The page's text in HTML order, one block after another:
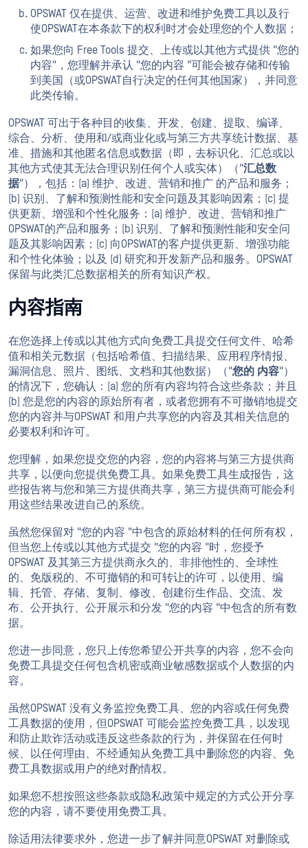
OPSWAT 仅在提供、运营、改进和维护免费工具以及行
使OPSWAT在本条款下的权利时才会处理您的个人数据；
如果您向 Free Tools 提交、上传或以其他方式提供 "您的
内容"，您理解并承认 "您的内容 "可能会被存储和传输
到美国（或OPSWAT自行决定的任何其他国家），并同意
此类传输。
OPSWAT 可出于各种目的收集、开发、创建、提取、编译、
综合、分析、使用和/或商业化或与第三方共享统计数据、基
准、措施和其他匿名信息或数据（即，去标识化、汇总或以
其他方式使其无法合理识别任何个人或实体）（"汇总数
据"），包括：(a) 维护、改进、营销和推广 的产品和服务；
(b) 识别、了解和预测性能和安全问题及其影响因素；(c) 提
供更新、增强和个性化服务：(a) 维护、改进、营销和推广
OPSWAT的产品和服务；(b) 识别、了解和预测性能和安全问
题及其影响因素；(c) 向OPSWAT的客户提供更新、增强功能
和个性化体验；以及 (d) 研究和开发新产品和服务。OPSWAT
保留与此类汇总数据相关的所有知识产权。
内容指南
在您选择上传或以其他方式向免费工具提交任何文件、哈希
值和相关元数据（包括哈希值、扫描结果、应用程序情报、
漏洞信息、照片、图纸、文档和其他数据）（"您的 内容"）
的情况下，您确认：(a) 您的所有内容均符合这些条款；并且
(b) 您是您的内容的原始所有者，或者您拥有不可撤销地提交
您的内容并与OPSWAT 和用户共享您的内容及其相关信息的
必要权利和许可。
您理解，如果您提交您的内容，您的内容将与第三方提供商
共享，以便向您提供免费工具。如果免费工具生成报告，这
些报告将与您和第三方提供商共享，第三方提供商可能会利
用这些结果改进自己的系统。
虽然您保留对 "您的内容 "中包含的原始材料的任何所有权，
但当您上传或以其他方式提交 "您的内容 "时，您授予
OPSWAT 及其第三方提供商永久的、非排他性的、全球性
的、免版税的、不可撤销的和可转让的许可，以使用、编
辑、托管、存储、复制、修改、创建衍生作品、交流、发
布、公开执行、公开展示和分发 "您的内容 "中包含的所有数
据。
您进一步同意，您只上传您希望公开共享的内容，您不会向
免费工具提交任何包含机密或商业敏感数据或个人数据的内
容。
虽然OPSWAT 没有义务监控免费工具、您的内容或任何免费
工具数据的使用，但OPSWAT 可能会监控免费工具，以发现
和防止欺诈活动或违反这些条款的行为，并保留在任何时
候、以任何理由、不经通知从免费工具中删除您的内容、免
费工具数据或用户的绝对酌情权。
如果您不想按照这些条款或隐私政策中规定的方式公开分享
您的内容，请不要使用免费工具。
除适用法律要求外，您进一步了解并同意OPSWAT 对删除或